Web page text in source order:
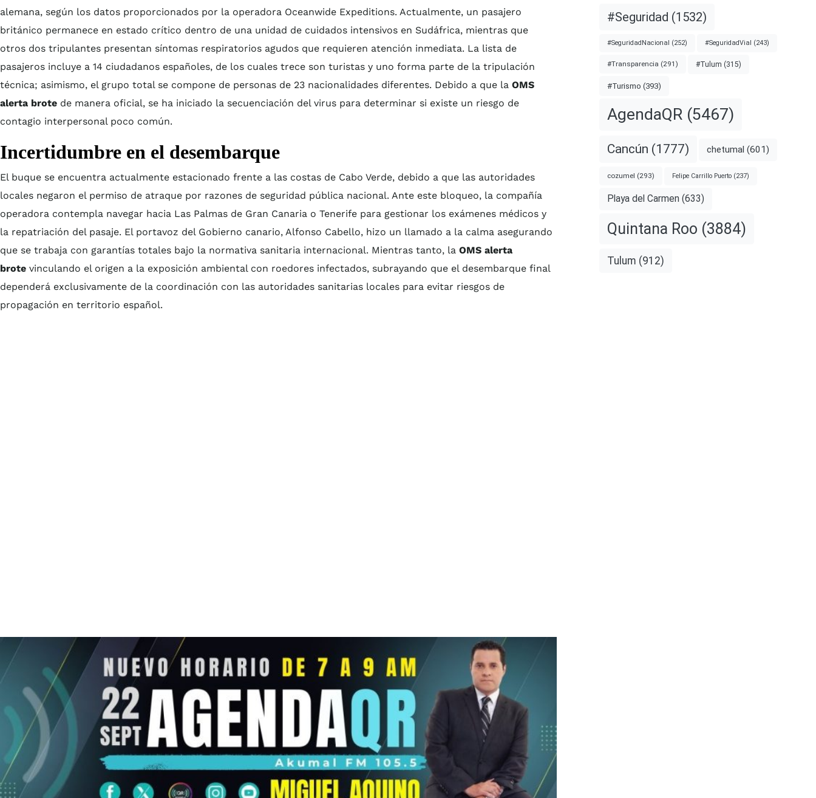
alemana, según los datos proporcionados por la operadora Oceanwide Expeditions. Actualmente, un pasajero
británico permanece en estado crítico dentro de una unidad de cuidados intensivos en Sudáfrica, mientras que
otros dos tripulantes presentan síntomas respiratorios agudos que requieren atención inmediata. La lista de
pasajeros incluye a 14 ciudadanos españoles, de los cuales trece son turistas y uno forma parte de la tripulación
técnica; asimismo, el grupo total se compone de personas de 23 nacionalidades diferentes. Debido a que la OMS
alerta brote de manera oficial, se ha iniciado la secuenciación del virus para determinar si existe un riesgo de
contagio interpersonal poco común.
Incertidumbre en el desembarque
El buque se encuentra actualmente estacionado frente a las costas de Cabo Verde, debido a que las autoridades
locales negaron el permiso de atraque por razones de seguridad pública nacional. Ante este bloqueo, la compañía
operadora contempla navegar hacia Las Palmas de Gran Canaria o Tenerife para gestionar los exámenes médicos y
la repatriación del pasaje. El portavoz del Gobierno canario, Alfonso Cabello, hizo un llamado a la calma asegurando
que se trabaja con garantías totales bajo la normativa sanitaria internacional. Mientras tanto, la OMS alerta
brote vinculando el origen a la exposición ambiental con roedores infectados, subrayando que el desembarque final
dependerá exclusivamente de la coordinación con las autoridades sanitarias locales para evitar riesgos de
propagación en territorio español.
#Seguridad (1532)
#SeguridadNacional (252) #SeguridadVial (243)
#Transparencia (291) #Tulum (315)
#Turismo (393)
AgendaQR(5467)
Cancún (1777) chetumal (601)
cozumel (293) Felipe Carrillo Puerto(237)
Playa del Carmen (633)
Quintana Roo (3884)
Tulum (912)